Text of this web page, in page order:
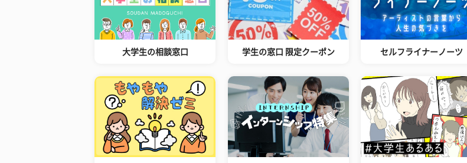
大学生の相談窓口 学生の窓口 限定クーポン セルフライナーノーツ